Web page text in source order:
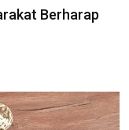
Berharap